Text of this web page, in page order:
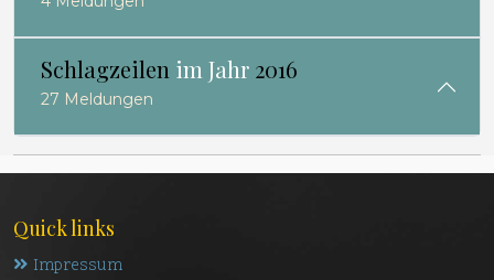
Schlagzeilen im Jahr 2016
27 Meldungen
Quick links
Impressum